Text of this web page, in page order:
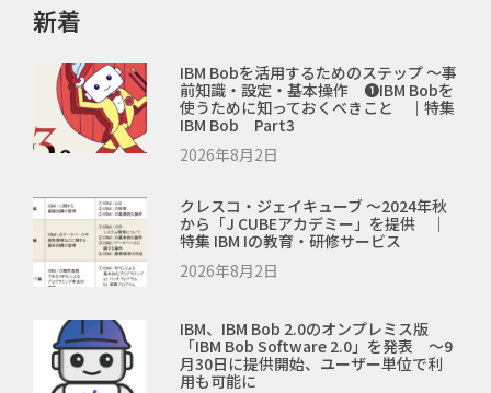
新着
IBM Bobを活用するためのステップ ～事
前知識・設定・基本操作 ❶IBM Bobを
使うために知っておくべきこと ｜特集
IBM Bob Part3
2026年8月2日
クレスコ・ジェイキューブ ～2024年秋
から「J CUBEアカデミー」を提供 ｜
特集 IBM Iの教育・研修サービス
2026年8月2日
IBM、IBM Bob 2.0のオンプレミス版
「IBM Bob Software 2.0」を発表 ～9
月30日に提供開始、ユーザー単位で利
用も可能に